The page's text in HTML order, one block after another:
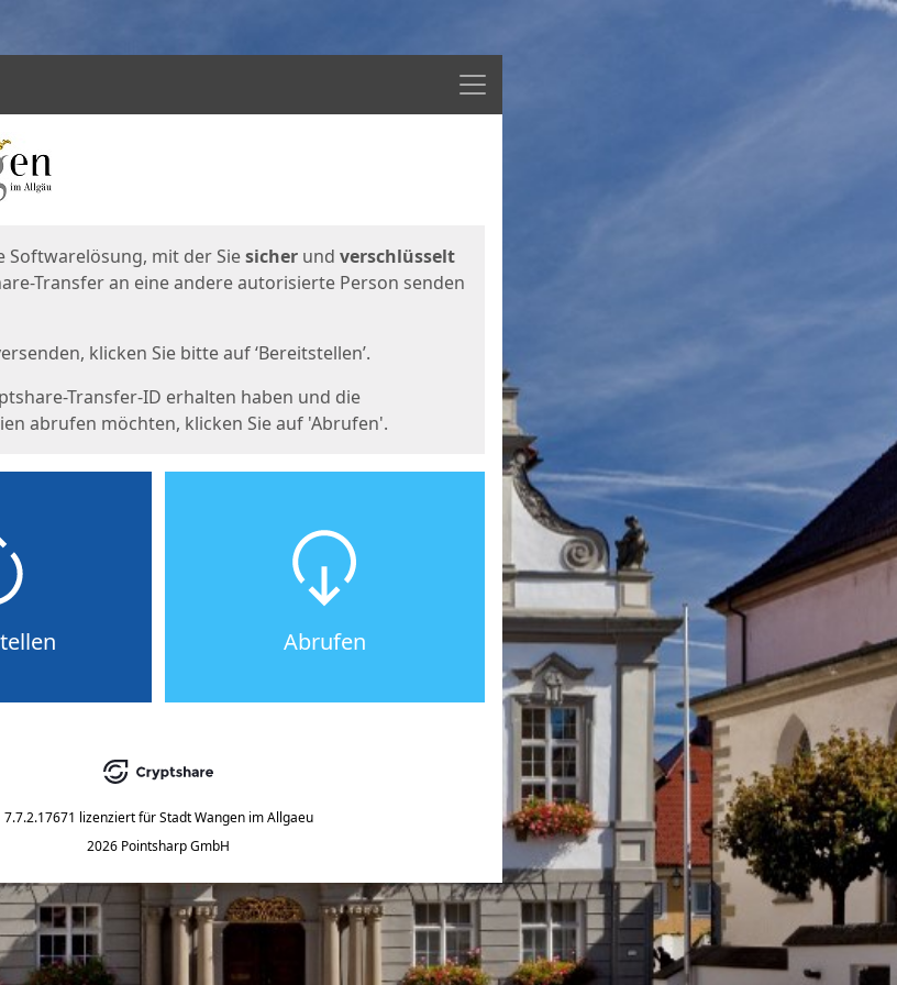
Menü
Softwarelösung, mit der Siesicher und verschlüsselt
Transfer an eine andere autorisierte Person senden
klicken Sie bitte auf ‘Bereitstellen’.
Transfer-ID erhalten haben und die
abrufen möchten, klicken Sie auf 'Abrufen'.
Abrufen
7.7.2.17671 lizenziert für Stadt Wangen im Allgaeu
2026 Pointsharp GmbH